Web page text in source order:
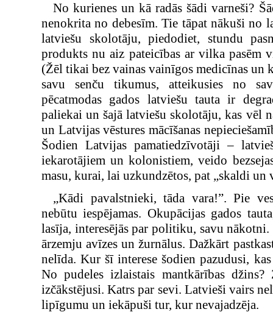
No kurienes un kā radās šādi varneši?
nenokrita no debesīm. Tie tāpat nākuši no
latviešu skolotāju, piedodiet, stundu
produkts nu aiz pateicības ar vilka pasēm
(Žēl tikai bez vainas vainīgos medicīnas un
savu senču tikumus, atteikusies no
pēcatmodas gados latviešu tauta ir
paliekai un šajā latviešu skolotāju, kas vēl
un Latvijas vēstures mācīšanas
Šodien Latvijas pamatiedzīvotāji –
iekarotājiem un kolonistiem, veido
masu, kurai, lai uzkundzētos, pat „skaldi un
„Kādi pavalstnieki, tāda vara!”. Pie
nebūtu iespējamas. Okupācijas gados
lasīja, interesējās par politiku, savu
ārzemju avīzes un žurnālus. Dažkārt
nelīda. Kur šī interese šodien pazudusi,
No pudeles izlaistais mantkārības džins?
izčākstējusi. Katrs par sevi. Latvieši vairs
lipīgumu un iekāpuši tur, kur nevajadzēja.